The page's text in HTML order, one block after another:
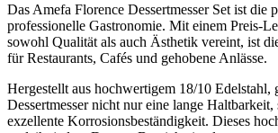
Das Amefa Florence Dessertmesser Set ist die
professionelle Gastronomie. Mit einem Preis-
sowohl Qualität als auch Ästhetik vereint, ist
für Restaurants, Cafés und gehobene Anlässe.
Hergestellt aus hochwertigem 18/10 Edelstahl,
Dessertmesser nicht nur eine lange Haltbarkeit,
exzellente Korrosionsbeständigkeit. Dieses